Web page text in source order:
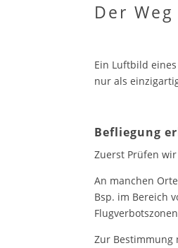
Der
Ein Luftbild
nur als
Befliegung
Zuerst Prüfen
An manchen
Bsp. im Bereich
Zur Bestimmung